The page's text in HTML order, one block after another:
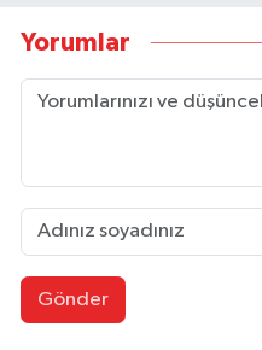
Yorumlar
Gönder